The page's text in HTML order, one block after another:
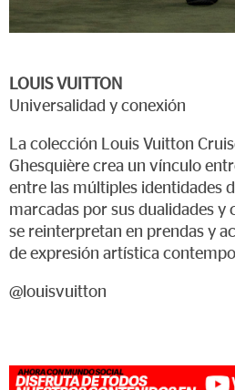
LOUIS VUITTON
Universalidad y conexión
La colección Louis Vuitton
Ghesquière crea un vínculo
entre las múltiples identidades
marcadas por sus dualidades y
se reinterpretan en prendas y
de expresión artística
@louisvuitton